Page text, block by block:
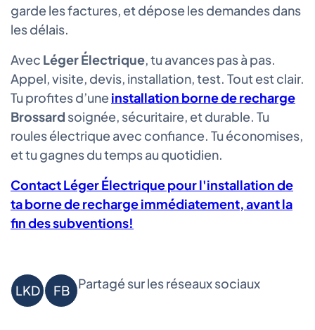
garde les factures, et dépose les demandes dans
les délais.
Avec Léger Électrique, tu avances pas à pas.
Appel, visite, devis, installation, test. Tout est clair.
Tu profites d’uneinstallation borne de recharge
Brossard soignée, sécuritaire, et durable. Tu
roules électrique avec confiance. Tu économises,
et tu gagnes du temps au quotidien.
Contact Léger Électrique pour l'installation de
ta borne de recharge immédiatement, avant la
fin des subventions!
LKD FB Partagé sur les réseaux sociaux